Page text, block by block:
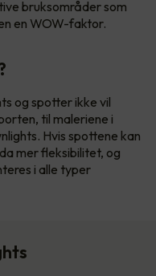
bruksområder som
en WOW-faktor.
og spotter ikke vil
til maleriene i
Hvis spottene kan
mer fleksibilitet, og
i alle typer